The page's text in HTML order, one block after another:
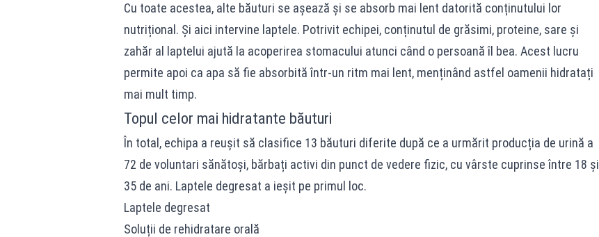
Cu toate acestea, alte băuturi se așează și se absorb mai lent datorită conținutului lor
nutrițional. Și aici intervine laptele. Potrivit echipei, conținutul de grăsimi, proteine, sare și
zahăr al laptelui ajută la acoperirea stomacului atunci când o persoană îl bea. Acest lucru
permite apoi ca apa să fie absorbită într-un ritm mai lent, menținând astfel oamenii hidratați
mai mult timp.
Topul celor mai hidratante băuturi
În total, echipa a reușit să clasifice 13 băuturi diferite după ce a urmărit producția de urină a
72 de voluntari sănătoși, bărbați activi din punct de vedere fizic, cu vârste cuprinse între 18 și
35 de ani. Laptele degresat a ieșit pe primul loc.
Laptele degresat
Soluții de rehidratare orală